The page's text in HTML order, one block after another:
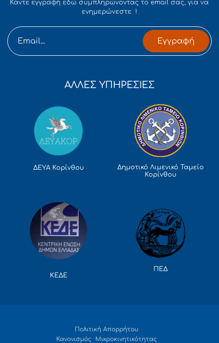
Κάντε εγγραφή εδώ συμπληρώνοντας το email σας, για να
ενημερώνεστε !
Εγγραφή
ΑΛΛΕΣ ΥΠΗΡΕΣΙΕΣ
ΔΕΥΑ Κορίνθου
Δημοτικό Λιμενικό Ταμείο
Κορίνθου
ΚΕΔΕ
ΠΕΔ
Πολιτική Απορρήτου
Κανονισμός Μικροκινητικότητας